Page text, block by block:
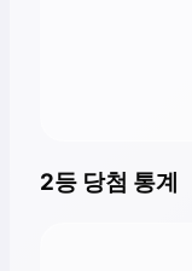
2등 당첨 통계